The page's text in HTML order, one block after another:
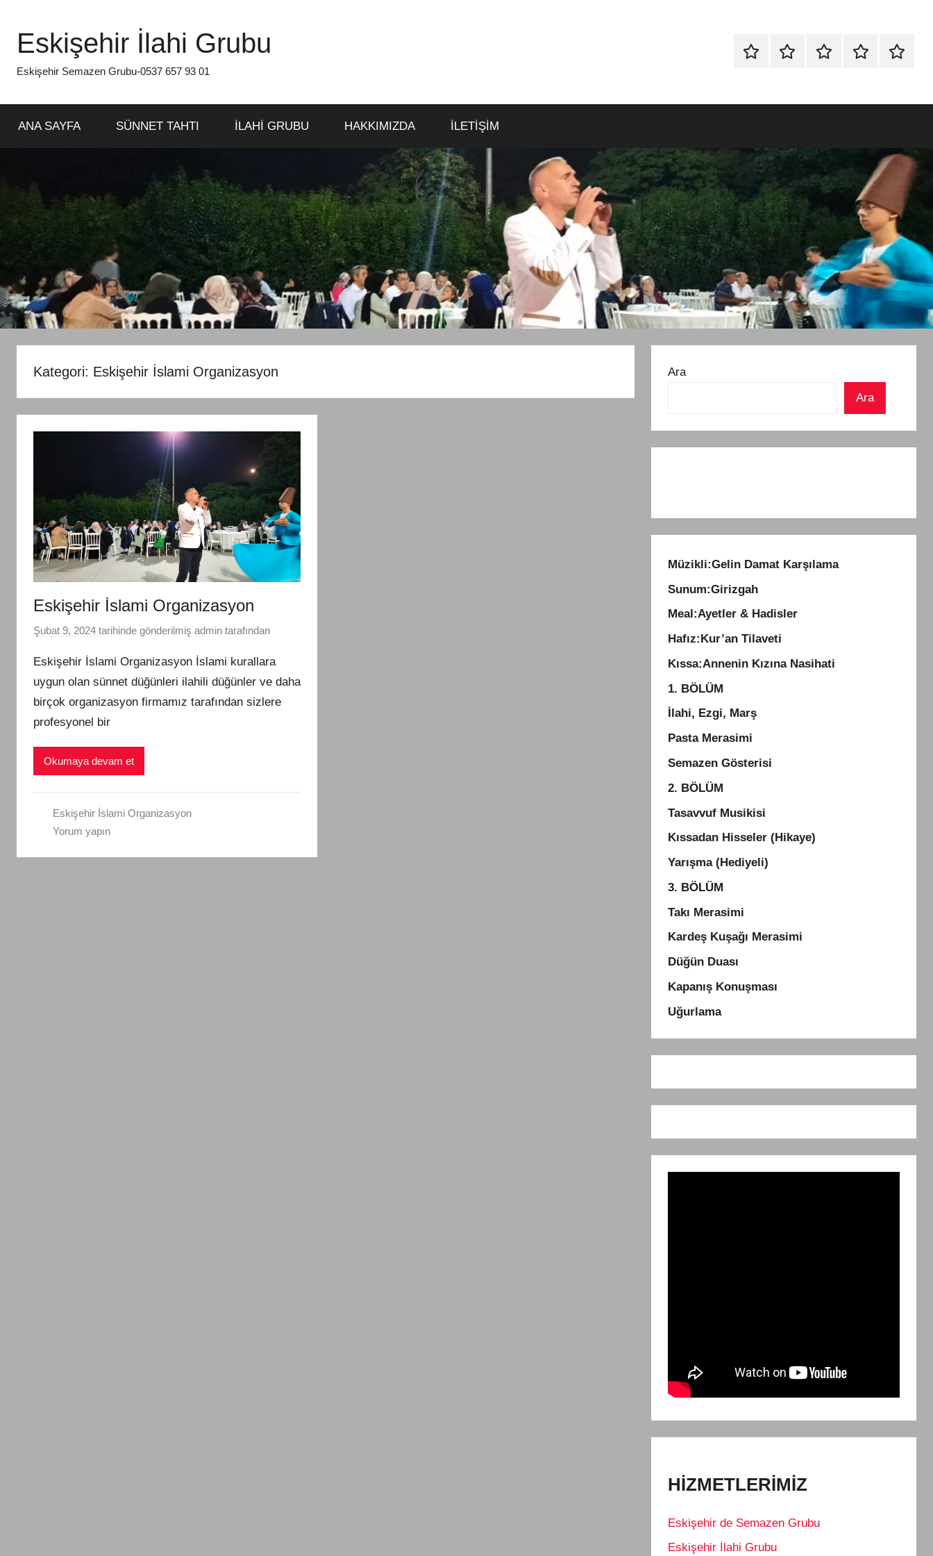
Eskişehir İlahi Grubu
Eskişehir Semazen Grubu-0537 657 93 01
ANA
SÜNNETİLAHİ
HAKKIMIZDA
ANA SAYFA SÜNNET TAHTI İLAHİ GRUBU HAKKIMIZDA İLETİŞİM
Kategori: Eskişehir İslami Organizasyon
Eskişehir İslami Organizasyon
Şubat 9, 2024 tarihinde gönderilmiş admin tarafından
Eskişehir İslami Organizasyon İslami kurallara
uygun olan sünnet düğünleri ilahili düğünler ve daha
birçok organizasyon firmamız tarafından sizlere
profesyonel bir
Okumaya devam et
Eskişehir İslami Organizasyon
Yorum yapın
Ara
Ara
Müzikli:Gelin Damat Karşılama
Sunum:Girizgah
Meal:Ayetler & Hadisler
Hafız:Kur’an Tilaveti
Kıssa:Annenin Kızına Nasihati
1. BÖLÜM
İlahi, Ezgi, Marş
Pasta Merasimi
Semazen Gösterisi
2. BÖLÜM
Tasavvuf Musikisi
Kıssadan Hisseler (Hikaye)
Yarışma (Hediyeli)
3. BÖLÜM
Takı Merasimi
Kardeş Kuşağı Merasimi
Düğün Duası
Kapanış Konuşması
Uğurlama
HİZMETLERİMİZ
Eskişehir de Semazen Grubu
Eskişehir İlahi Grubu